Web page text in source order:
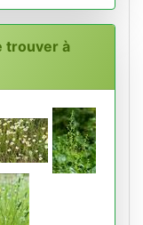
trouver à